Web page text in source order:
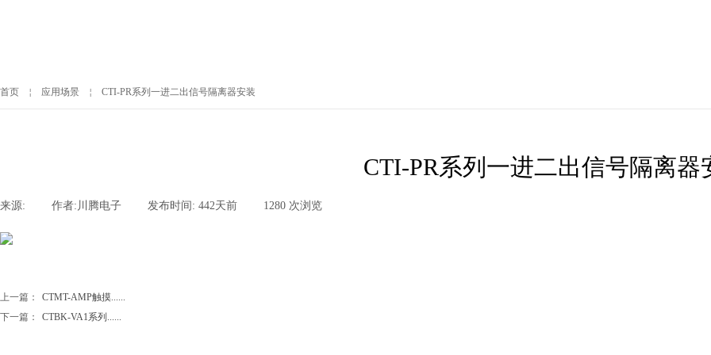
首页 ￤ 应用场景 ￤ CTI-PR系列一进二出信号隔离器安装
CTI-PR系列一进二出信号隔离器
来源: 作者: 川腾电子 发布时间: 442天前 1280 次浏览
上一篇：
CTMT-AMP触摸......
下一篇：
CTBK-VA1系列......